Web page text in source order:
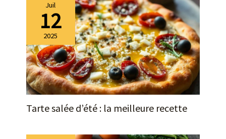
Juil
12
2025
Tarte salée d’été : la meilleure recette